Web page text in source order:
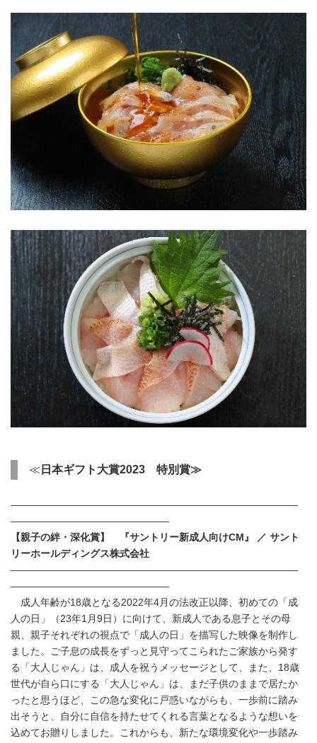
≪ 日本ギフト大賞2023 特別賞≫
―――――――――――――――――――――――――――――
――――――――――――――――
【親子の絆・深化賞】 『サントリー新成人向けCM 』 ／ サント
リーホールディングス株式会社
―――――――――――――――――――――――――――――
――――――――――――――――
成人年齢が18歳となる2022年4月の法改正以降、初めての「成
人の日」（23年1月9日）に向けて、新成人である息子とその母
親、親子それぞれの視点で「成人の日」を描写した映像を制作し
ました。ご子息の成長をずっと見守ってこられたご家族から発す
る「大人じゃん」は、成人を祝うメッセージとして、また、18歳
世代が自ら口にする「大人じゃん」は、まだ子供のままで居たか
ったと思うほど、この急な変化に戸惑いながらも、一歩前に踏み
出そうと、自分に自信を持たせてくれる言葉となるような想いを
込めてお贈りしました。これからも、新たな環境変化や一歩踏み